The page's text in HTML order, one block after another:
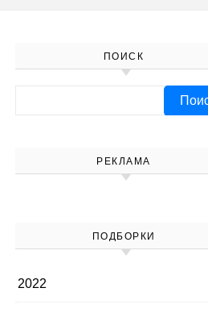
ПОИСК
РЕКЛАМА
ПОДБОРКИ
2022